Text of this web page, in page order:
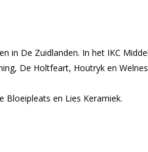
in De Zuidlanden. In het IKC
De Holtfeart, Houtryk en
Bloeipleats en Lies Keramiek.